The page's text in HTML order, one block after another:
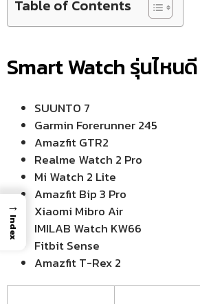
Table of Contents
Smart Watch รุ่นไหนดี
SUUNTO 7
Garmin Forerunner 245
Amazfit GTR2
Realme Watch 2 Pro
Mi Watch 2 Lite
Amazfit Bip 3 Pro
Xiaomi Mibro Air
IMILAB Watch KW66
Fitbit Sense
Amazfit T-Rex 2
→
Index